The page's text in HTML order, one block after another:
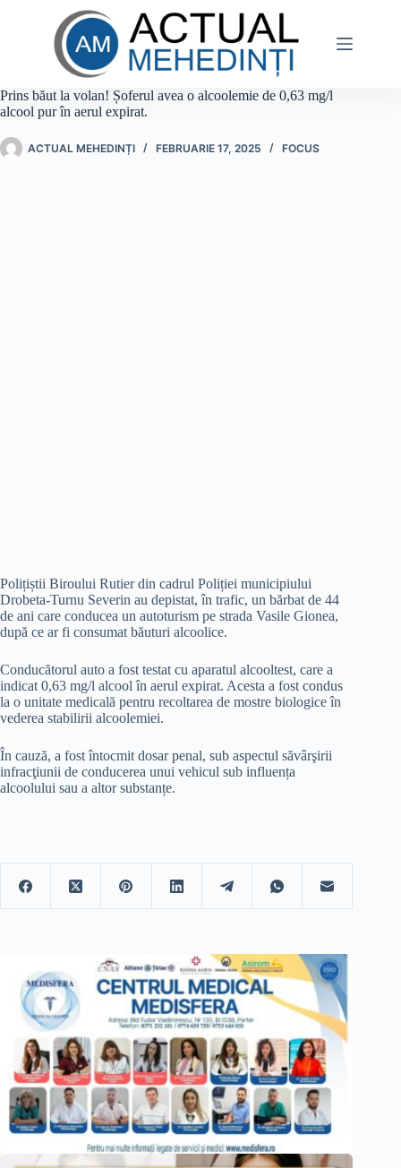
Prins băut la volan! Șoferul avea o alcoolemie de 0,63 mg/l
alcool pur în aerul expirat.
ACTUAL MEHEDINȚI FEBRUARIE 17, 2025 FOCUS
Polițiștii Biroului Rutier din cadrul Poliției municipiului
Drobeta-Turnu Severin au depistat, în trafic, un bărbat de 44
de ani care conducea un autoturism pe strada Vasile Gionea,
după ce ar fi consumat băuturi alcoolice.
Conducătorul auto a fost testat cu aparatul alcooltest, care a
indicat 0,63 mg/l alcool în aerul expirat. Acesta a fost condus
la o unitate medicală pentru recoltarea de mostre biologice în
vederea stabilirii alcoolemiei.
În cauză, a fost întocmit dosar penal, sub aspectul săvârşirii
infracţiunii de conducerea unui vehicul sub influența
alcoolului sau a altor substanțe.